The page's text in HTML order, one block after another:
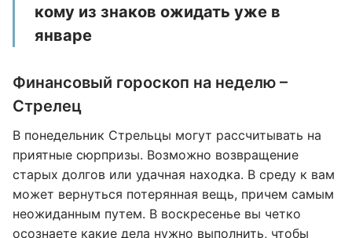
кому из знаков ожидать уже в
январе
Финансовый гороскоп на неделю –
Стрелец
В понедельник Стрельцы могут рассчитывать на
приятные сюрпризы. Возможно возвращение
старых долгов или удачная находка. В среду к вам
может вернуться потерянная вещь, причем самым
неожиданным путем. В воскресенье вы четко
осознаете какие дела нужно выполнить, чтобы